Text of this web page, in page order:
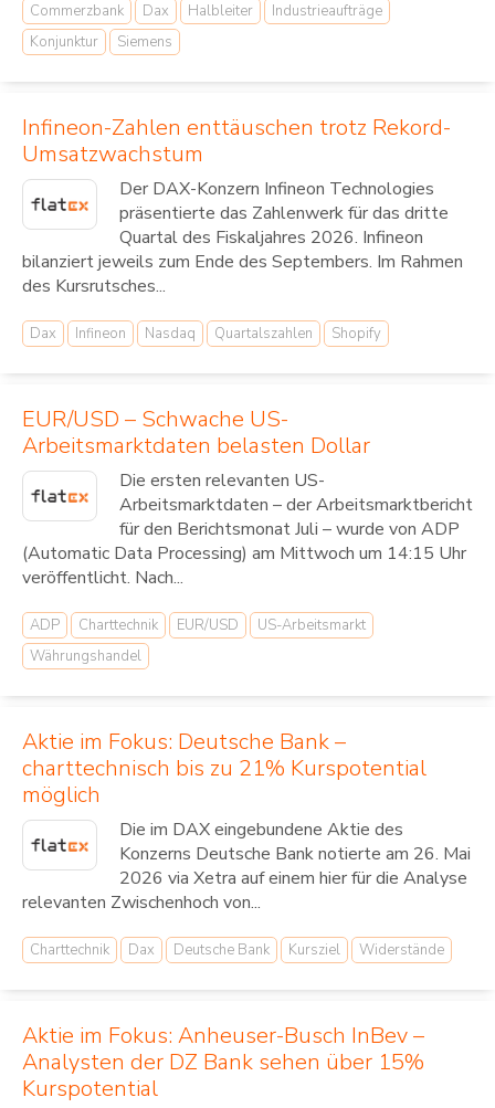
Commerzbank Dax Halbleiter
Industrieaufträge
Konjunktur
Siemens
Infineon-Zahlen enttäuschen trotz Rekord-
Umsatzwachstum
Der DAX-Konzern Infineon Technologies
präsentierte das Zahlenwerk für das dritte
Quartal des Fiskaljahres 2026. Infineon
bilanziert jeweils zum Ende des Septembers. Im Rahmen
des Kursrutsches...
Dax Infineon Nasdaq Quartalszahlen Shopify
EUR/USD – Schwache US-
Arbeitsmarktdaten belasten Dollar
Die ersten relevanten US-
Arbeitsmarktdaten – der Arbeitsmarktbericht
für den Berichtsmonat Juli – wurde von ADP
(Automatic Data Processing) am Mittwoch um 14:15 Uhr
veröffentlicht. Nach...
ADP Charttechnik EUR/USD
US-Arbeitsmarkt
Währungshandel
Aktie im Fokus: Deutsche Bank –
charttechnisch bis zu 21% Kurspotential
möglich
Die im DAX eingebundene Aktie des
Konzerns Deutsche Bank notierte am 26. Mai
2026 via Xetra auf einem hier für die Analyse
relevanten Zwischenhoch von...
Charttechnik Dax Deutsche Bank Kursziel Widerstände
Aktie im Fokus: Anheuser-Busch InBev –
Analysten der DZ Bank sehen über 15%
Kurspotential